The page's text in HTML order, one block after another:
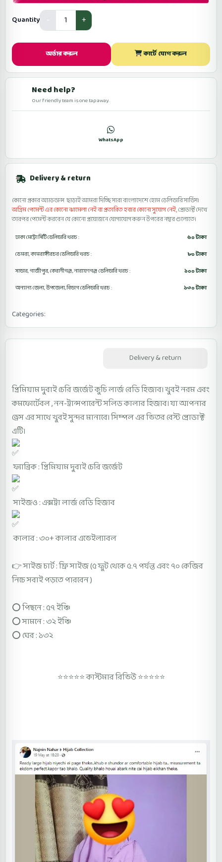
Quantity
অর্ডার করুন কার্টে যোগ করুন
Need help?
Our friendly team is one tap away.
WhatsApp
Delivery & return
কোনো প্রকার অ্যাডভান্স ছাড়াই আমরা দিচ্ছি সারা বাংলাদেশে হোম ডেলিভারি সার্ভিস।
অগ্রিম পেমেন্ট এর কোনো ঝামেলা নেই বা প্রতারিত হবার কোনো সুযোগ নেই,প্রোডাক্ট দেখে
তারপর পেমেন্ট করবেন যে কোনো প্রয়োজনে যোগাযোগ করুন উপরের নম্বর গুলোতে।
ঢাকা মেট্রো সিটি ডেলিভারি খরচ :
৬০ টাকা
ডেমরা, কামরাঙ্গীরচর ডেলিভারি খরচ :
৮০ টাকা
সাভার, গাজীপুর, কেরানীগঞ্জ, নারায়ণগঞ্জ ডেলিভারি খরচ :
১০০ টাকা
অন্যান্য জেলা, উপজেলা, বিভাগ ডেলিভারি খরচ :
১৩০ টাকা
Categories:
Delivery & return
প্রিমিয়াম দুবাই চেরি জর্জেট কুচি লার্জ রেডি হিজাব। খুবই নরম এবং
কমফোর্টেবল , নন-ট্রান্সপারেন্ট সলিড কালার হিজাব। যা আপনার
ড্রেস এর সাথে খুবই সুন্দর মানাবে। সিম্পল এর ভিতর বেস্ট প্রোডাক্ট
এটি।
ফ্যাব্রিক : প্রিমিয়াম দুবাই চেরি জর্জেট
সাইজও : এক্সট্রা লার্জ রেডি হিজাব
কালার : ৩০+ কালার এভেইল্যাবল
👉 সাইজ চার্ট : ফ্রি সাইজ (৫ ফুট থেকে ৫.৭ পর্যন্ত এবং ৭০ কেজির
নিচে সবাই পড়তে পারবেন )
⭕ পিছনে : ৫৭ ইঞ্চি
⭕সামনে : ৩২ ইঞ্চি
⭕ঘের : ১৩২
⭐⭐⭐⭐⭐কাস্টমার রিভিউ ⭐⭐⭐⭐⭐